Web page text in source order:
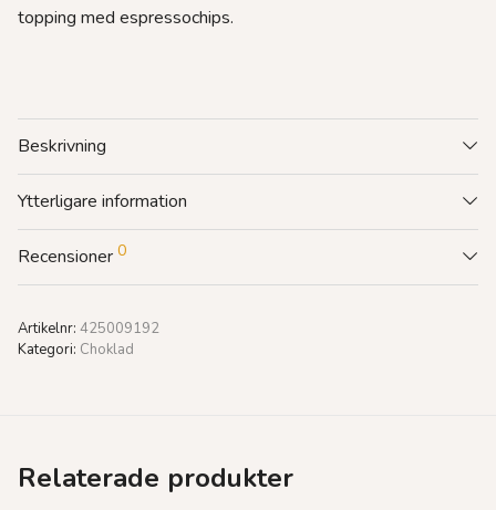
topping med espressochips.
Beskrivning
Ytterligare information
Recensioner 0
Artikelnr: 425009192
Kategori: Choklad
Relaterade produkter